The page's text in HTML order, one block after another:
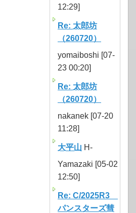
12:29]
Re: 太郎坊
（260720）
yomaiboshi [07-
23 00:20]
Re: 太郎坊
（260720）
nakanek [07-20
11:28]
大平山 H-
Yamazaki [05-02
12:50]
Re: C/2025R3
パンスターズ彗